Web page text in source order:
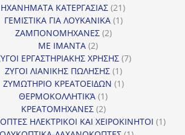
προϊόν
ΚΑΤΕΡΓΑΣΙΑΣ 2121
προϊόντα
ΓΕΜΙΣΤΙΚΑ ΓΙΑ ΛΟΥΚΑΝΙΚΑ 11
ΖΑΜΠΟΝΟΜΗΧΑΝΕΣ 22
ΜΕ ΙΜΑΝΤΑ 22
προϊόντα
ΕΡΓΑΣΤΗΡΙΑΚΗΣ ΧΡΗΣΗΣ 77
ΖΥΓΟΙ ΛΙΑΝΙΚΗΣ ΠΩΛΗΣΗΣ 11
προϊόν
ΖΥΜΩΤΗΡΙΟ ΚΡΕΑΤΟΕΙΔΩΝ 11
ΘΕΡΜΟΚΟΛΛΗΤΙΚΆ 11
προϊόν
ΚΡΕΑΤΟΜΗΧΑΝΕΣ 22
προϊόντα
ΗΛΕΚΤΡΙΚΟΙ ΚΑΙ ΧΕΙΡΟΚΙΝΗΤΟΙ 11